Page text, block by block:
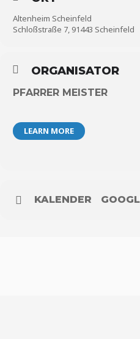
Altenheim Scheinfeld
Schloßstraße 7, 91443 Scheinfeld
ORGANISATOR
PFARRER MEISTER
LEARN MORE
KALENDER